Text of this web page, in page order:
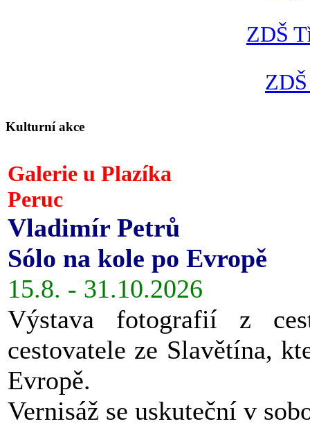
ZDŠ
Kulturní akce
Galerie u Plazíka
Peruc
Vladimír Petrů
Sólo na kole po Evropě
15.8. - 31.10.2026
Výstava fotografií z
cestovatele ze Slavětína,
Evropě.
Vernisáž se uskuteční v